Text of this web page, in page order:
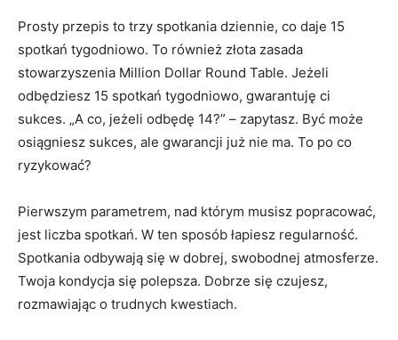
Prosty przepis to trzy spotkania dziennie, co daje 15
spotkań tygodniowo. To również złota zasada
stowarzyszenia Million Dollar Round Table. Jeżeli
odbędziesz 15 spotkań tygodniowo, gwarantuję ci
sukces. „A co, jeżeli odbędę 14?” – zapytasz. Być może
osiągniesz sukces, ale gwarancji już nie ma. To po co
ryzykować?
Pierwszym parametrem, nad którym musisz popracować,
jest liczba spotkań. W ten sposób łapiesz regularność.
Spotkania odbywają się w dobrej, swobodnej atmosferze.
Twoja kondycja się polepsza. Dobrze się czujesz,
rozmawiając o trudnych kwestiach.